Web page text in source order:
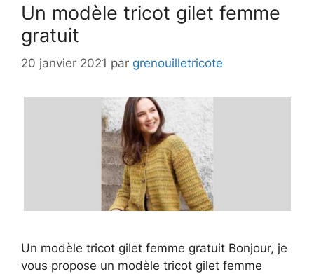
Un modèle tricot gilet femme
gratuit
20 janvier 2021 par grenouilletricote
Un modèle tricot gilet femme gratuit Bonjour, je
vous propose un modèle tricot gilet femme